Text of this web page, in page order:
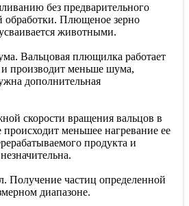
без предварительного
обработки. Плющеное зерно
животными.
Вальцовая плющилка работает
производит меньше шума,
дополнительная
скорости вращения вальцов в
меньшее нагревание ее
продукта и
Получение частиц определенной
диапазоне.